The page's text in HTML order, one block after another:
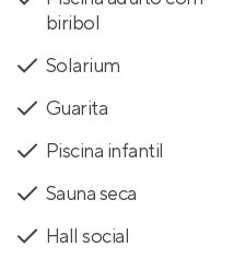
biribol
Solarium
Guarita
Piscina infantil
Sauna seca
Hall social